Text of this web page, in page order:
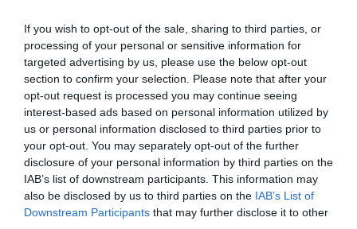
If you wish to opt-out of the sale, sharing to third parties, or
processing of your personal or sensitive information for
targeted advertising by us, please use the below opt-out
section to confirm your selection. Please note that after your
opt-out request is processed you may continue seeing
interest-based ads based on personal information utilized by
us or personal information disclosed to third parties prior to
your opt-out. You may separately opt-out of the further
disclosure of your personal information by third parties on the
IAB’s list of downstream participants. This information may
also be disclosed by us to third parties on the IAB’s List of
Downstream Participants that may further disclose it to other
τους περιορισμούς των καλωδίων ή των
σωλήνων αέρος.
Γιατί ξεχωρίζει το Rocamatica 114;
Απόλυτη Αυτονομία: Χάρη στην ισχυρή
μπαταρία του, μπορείτε να εργαστείτε
οπουδήποτε – από την αποθήκη μέχρι το
εργοτάξιο.
Ταχύτητα & Ισχύς:Σχεδιασμένο για να
καρφώνει με ακρίβεια σε ξύλο, πλαστικό ή
χαρτόνι, χωρίς να κουράζει τον χειριστή.